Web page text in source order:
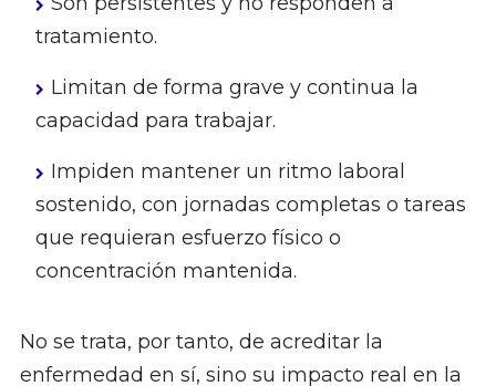
tratamiento.
Limitan de forma grave y continua la
capacidad para trabajar.
Impiden mantener un ritmo laboral
sostenido, con jornadas completas o tareas
que requieran esfuerzo físico o
concentración mantenida.
No se trata, por tanto, de acreditar la
enfermedad en sí, sino su impacto real en la